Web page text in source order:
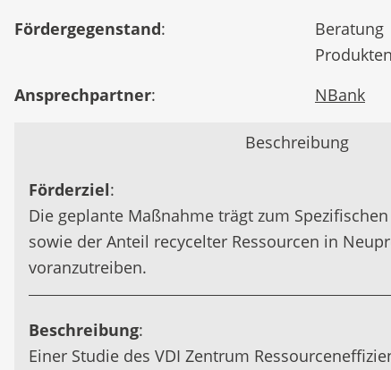
Fördergegenstand:
Beratung
Ansprechpartner: NBank
Beschreibung
Förderziel:
Die geplante Maßnahme trägt zum
sowie der Anteil recycelter Ressourcen in
voranzutreiben.
Beschreibung:
Einer Studie des VDI Zentrum